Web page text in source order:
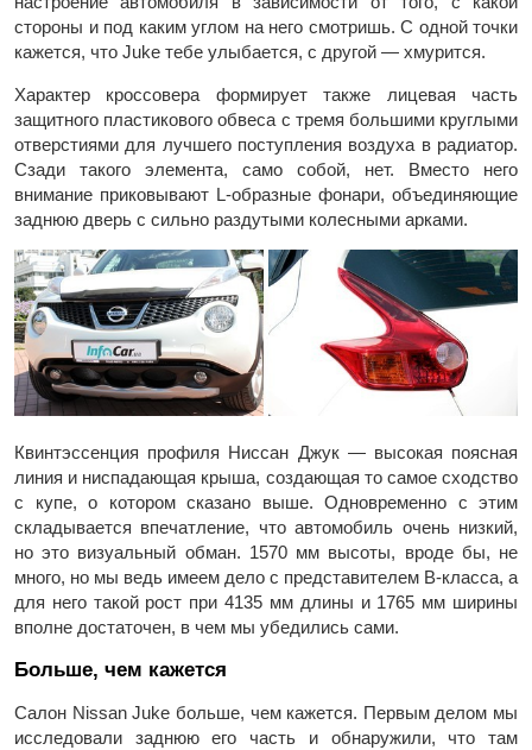
стороны и под каким углом на него смотришь. С одной точки
кажется, что Juke тебе улыбается, с другой — хмурится.
Характер кроссовера формирует также лицевая часть
защитного пластикового обвеса с тремя большими круглыми
отверстиями для лучшего поступления воздуха в радиатор.
Сзади такого элемента, само собой, нет. Вместо него
внимание приковывают L-образные фонари, объединяющие
заднюю дверь с сильно раздутыми колесными арками.
Квинтэссенция профиля Ниссан Джук — высокая поясная
линия и ниспадающая крыша, создающая то самое сходство
с купе, о котором сказано выше. Одновременно с этим
складывается впечатление, что автомобиль очень низкий,
но это визуальный обман. 1570 мм высоты, вроде бы, не
много, но мы ведь имеем дело с представителем B-класса, а
для него такой рост при 4135 мм длины и 1765 мм ширины
вполне достаточен, в чем мы убедились сами.
Больше, чем кажется
Салон Nissan Juke больше, чем кажется. Первым делом мы
исследовали заднюю его часть и обнаружили, что там